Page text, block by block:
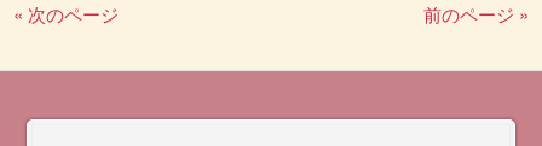
« 次のページ 前のページ »